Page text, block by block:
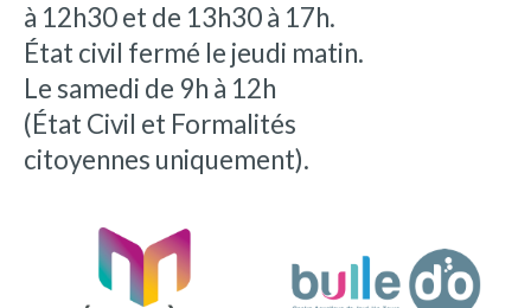
à 12h30 et de 13h30 à 17h.
État civil fermé le jeudi matin.
Le samedi de 9h à 12h
(État Civil et Formalités
citoyennes uniquement).